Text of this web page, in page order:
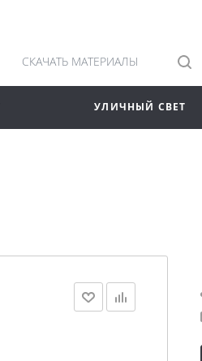
СКАЧАТЬ МАТЕРИАЛЫ
УЛИЧНЫЙ СВЕТ